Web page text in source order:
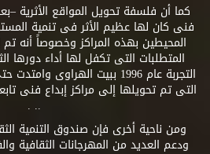
كما أن فلسفة تحويل المواقع الأثرية
فنى كان لها عظيم الأثر فى تنمية
المحيطين بهذه المراكز وخصوصاً أنه
المتطلبات التى تكفل لها أداء دورها
التجربة عام 1996 ببيت
.. .
ومن ناحية أخرى فإن صندوق التنمية
ودعم العديد من المهرجانات الثقافية